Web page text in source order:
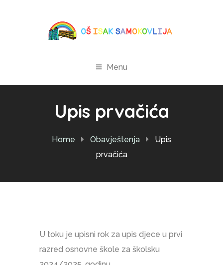
Menu
Upis prvačića
Home Obavještenja
Upis
prvačića
U toku je upisni rok za upis djece u prvi
razred osnovne škole za školsku